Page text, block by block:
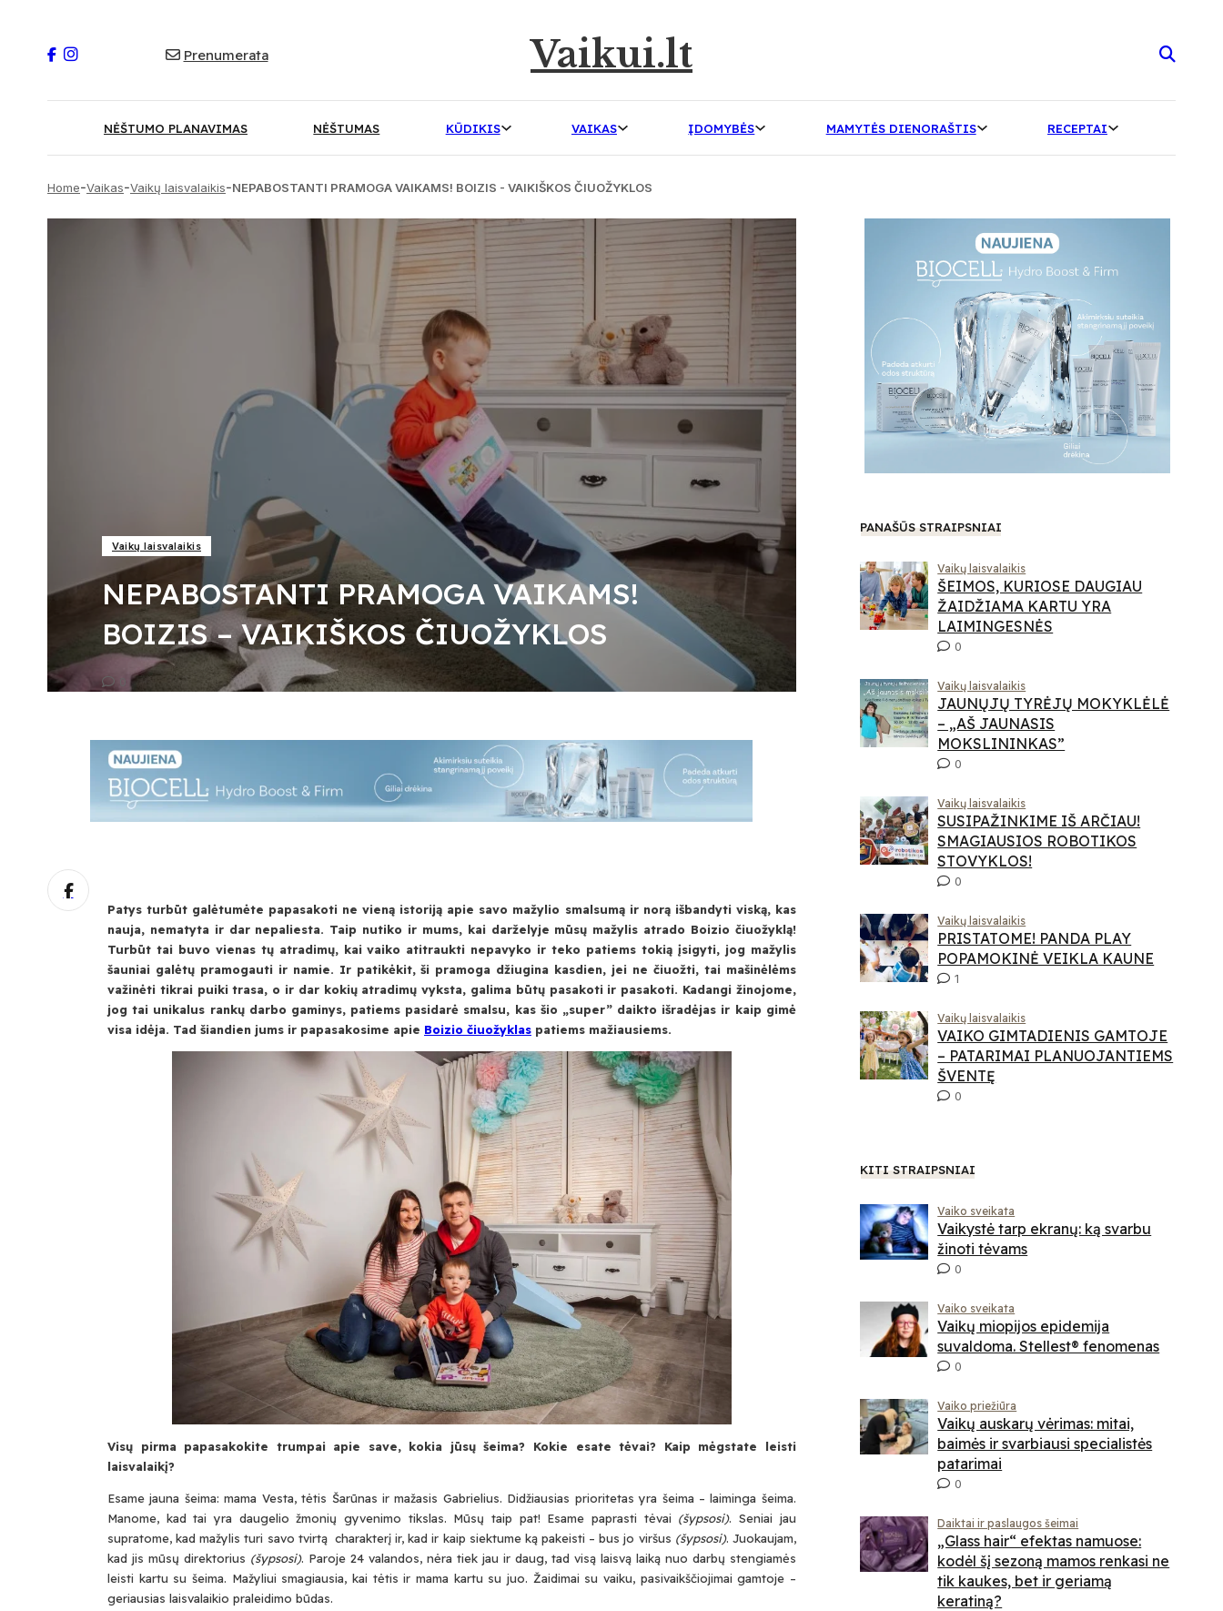
Prenumerata Vaikui.lt
NĖŠTUMO PLANAVIMAS NĖŠTUMAS KŪDIKIS VAIKAS ĮDOMYBĖS MAMYTĖS DIENORAŠTIS RECEPTAI
Home-Vaikas-Vaikų laisvalaikis-NEPABOSTANTI PRAMOGA VAIKAMS! BOIZIS - VAIKIŠKOS ČIUOŽYKLOS
Vaikų laisvalaikis
NEPABOSTANTI PRAMOGA VAIKAMS!
BOIZIS – VAIKIŠKOS ČIUOŽYKLOS
Patys turbūt galėtumėte papasakoti ne vieną istoriją apie savo mažylio smalsumą ir norą išbandyti viską, kas
nauja, nematyta ir dar nepaliesta. Taip nutiko ir mums, kai darželyje mūsų mažylis atrado Boizio čiuožyklą!
Turbūt tai buvo vienas tų atradimų, kai vaiko atitraukti nepavyko ir teko patiems tokią įsigyti, jog mažylis
šauniai galėtų pramogauti ir namie. Ir patikėkit, ši pramoga džiugina kasdien, jei ne čiuožti, tai mašinėlėms
važinėti tikrai puiki trasa, o ir dar kokių atradimų vyksta, galima būtų pasakoti ir pasakoti. Kadangi žinojome,
jog tai unikalus rankų darbo gaminys, patiems pasidarė smalsu, kas šio „super” daikto išradėjas ir kaip gimė
visa idėja. Tad šiandien jums ir papasakosime apie Boizio čiuožyklas patiems mažiausiems.
Visų pirma papasakokite trumpai apie save, kokia jūsų šeima? Kokie esate tėvai? Kaip mėgstate leisti
laisvalaikį?
Esame jauna šeima: mama Vesta, tėtis Šarūnas ir mažasis Gabrielius. Didžiausias prioritetas yra šeima – laiminga šeima.
Manome, kad tai yra daugelio žmonių gyvenimo tikslas. Mūsų taip pat! Esame paprasti tėvai (šypsosi). Seniai jau
supratome, kad mažylis turi savo tvirtą charakterį ir, kad ir kaip siektume ką pakeisti – bus jo viršus (šypsosi). Juokaujam,
kad jis mūsų direktorius (šypsosi). Paroje 24 valandos, nėra tiek jau ir daug, tad visą laisvą laiką nuo darbų stengiamės
leisti kartu su šeima. Mažyliui smagiausia, kai tėtis ir mama kartu su juo. Žaidimai su vaiku, pasivaikščiojimai gamtoje –
geriausias laisvalaikio praleidimo būdas.
PANAŠŪS STRAIPSNIAI
Vaikų laisvalaikis
ŠEIMOS, KURIOSE DAUGIAU
ŽAIDŽIAMA KARTU YRA
LAIMINGESNĖS
0
Vaikų laisvalaikis
JAUNŲJŲ TYRĖJŲ MOKYKLĖLĖ
– „AŠ JAUNASIS
MOKSLININKAS”
0
Vaikų laisvalaikis
SUSIPAŽINKIME IŠ ARČIAU!
SMAGIAUSIOS ROBOTIKOS
STOVYKLOS!
0
Vaikų laisvalaikis
PRISTATOME! PANDA PLAY
POPAMOKINĖ VEIKLA KAUNE
1
Vaikų laisvalaikis
VAIKO GIMTADIENIS GAMTOJE
– PATARIMAI PLANUOJANTIEMS
ŠVENTĘ
0
KITI STRAIPSNIAI
Vaiko sveikata
Vaikystė tarp ekranų: ką svarbu
žinoti tėvams
0
Vaiko sveikata
Vaikų miopijos epidemija
suvaldoma. Stellest® fenomenas
0
Vaiko priežiūra
Vaikų auskarų vėrimas: mitai,
baimės ir svarbiausi specialistės
patarimai
0
Daiktai ir paslaugos šeimai
„Glass hair“ efektas namuose:
kodėl šį sezoną mamos renkasi ne
tik kaukes, bet ir geriamą
keratiną?